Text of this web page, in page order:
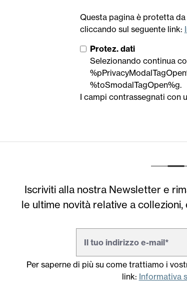
Questa pagina è protetta
cliccando sul seguente link:
Protez. dati
Selezionando continua
%toSmodalTagOpen%g.
I campi contrassegnati con
Iscriviti alla nostra Newsletter e
le ultime novità relative a
Per saperne di più su come trattiamo i
link: Informativa